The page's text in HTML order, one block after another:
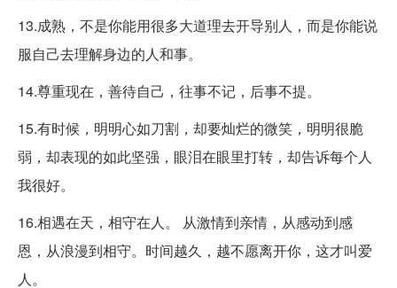
13.成熟，不是你能用很多大道理去开导别人，而是你能说
服自己去理解身边的人和事。
14.尊重现在，善待自己，往事不记，后事不提。
15.有时候，明明心如刀割，却要灿烂的微笑，明明很脆
弱，却表现的如此坚强，眼泪在眼里打转，却告诉每个人
我很好。
16.相遇在天，相守在人。 从激情到亲情，从感动到感
恩，从浪漫到相守。时间越久，越不愿离开你，这才叫爱
人。